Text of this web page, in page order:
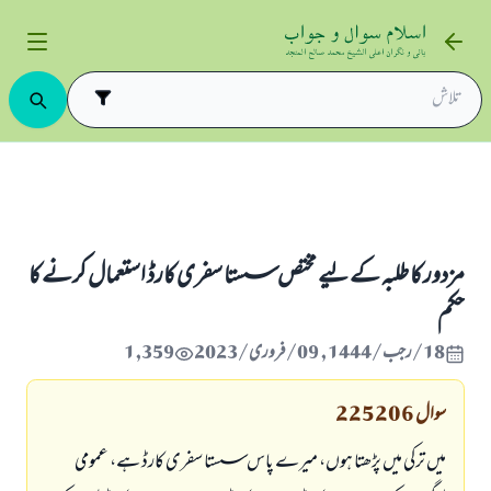
مزدور کا طلبہ کے لیے مختص سستا سفری کارڈ استعمال کرنے کا
حکم
18/رجب/1444 , 09/فروری/2023 1,359
سوال225206
میں ترکی میں پڑھتا ہوں، میرے پاس سستا سفری کارڈ ہے، عمومی